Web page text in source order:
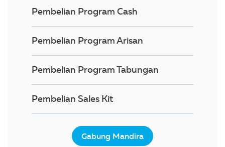
Pembelian Program Cash
Pembelian Program Arisan
Pembelian Program Tabungan
Pembelian Sales Kit
Gabung Mandira